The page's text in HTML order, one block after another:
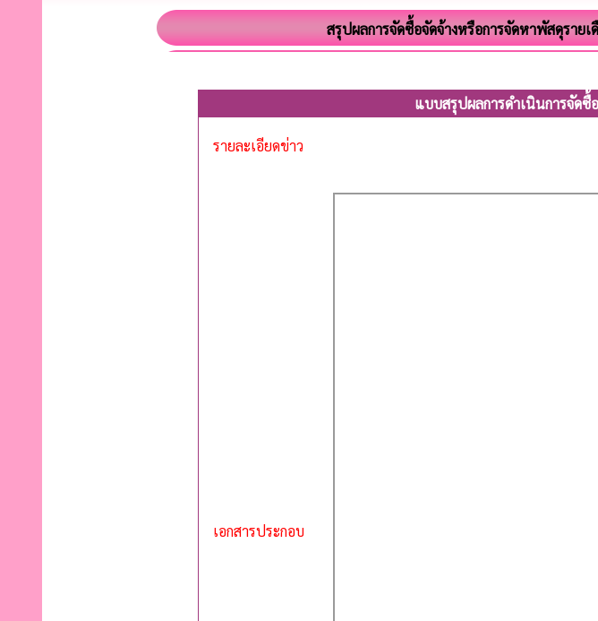
สรุปผลการจัดซื้อจัดจ้างหรือการจัดหาพัสดุรา
แบบสรุปผลการดำเนินการจัดซื้
รายละเอียดข่าว
เอกสารประกอบ